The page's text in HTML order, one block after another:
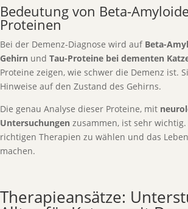
Bedeutung von Beta-
Proteinen
Bei der Demenz-Diagnose wird auf Beta-
Gehirn und Tau-Proteine bei dementen
Proteine zeigen, wie schwer die Demenz ist.
Hinweise auf den Zustand des Gehirns.
Die genau Analyse dieser Proteine, mit
Untersuchungen zusammen, ist sehr
richtigen Therapien zu wählen und das
machen.
Therapieansätze: